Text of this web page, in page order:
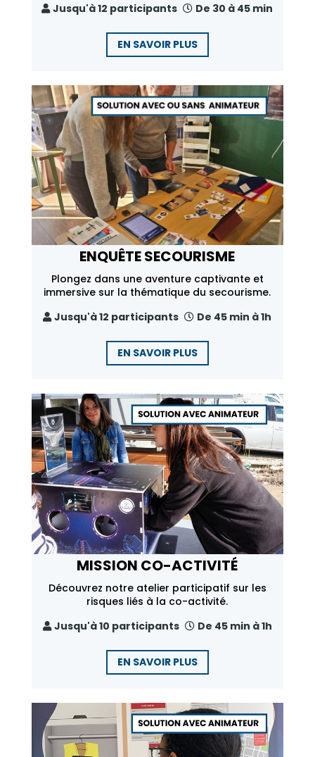
Jusqu'à 12 participants
De 30 à 45 min
EN SAVOIR PLUS
ENQUÊTE SECOURISME
Plongez dans une aventure captivante et
immersive sur la thématique du secourisme.
Jusqu'à 12 participants
De 45 min à 1h
EN SAVOIR PLUS
MISSION CO-ACTIVITÉ
Découvrez notre atelier participatif sur les
risques liés à la co-activité.
Jusqu'à 10 participants
De 45 min à 1h
EN SAVOIR PLUS